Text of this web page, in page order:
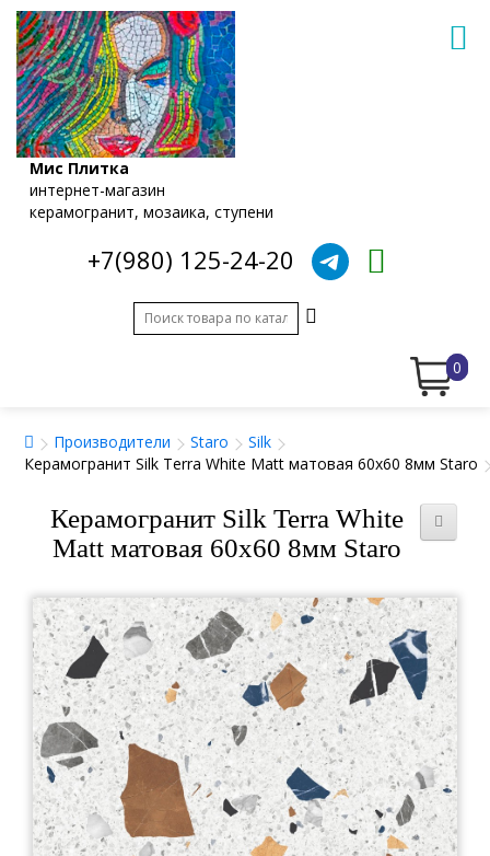
Мис Плитка
интернет-магазин
керамогранит, мозаика, ступени
+7(980) 125-24-20
0
Производители Staro
Silk
Керамогранит Silk Terra White Matt матовая 60x60 8мм Staro
Керамогранит Silk Terra White
Matt матовая 60x60 8мм Staro